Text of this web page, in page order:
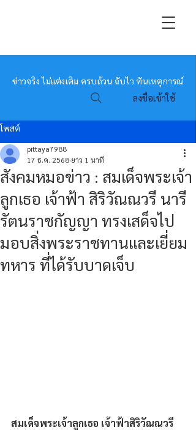
หมอข่าว
ข่าวจริง ไม่แต่งเติม ครบถ้วน ฉับไว ทันเหตุการณ์
ลงชื่อเข้าใช้
โพสต์
สังคมหมอข่าว : สมเด็จพระเจ้า
ลูกเธอ เจ้าฟ้า สิริวัณณวรี นารี
รัตนราชกัญญา ทรงเสด็จไป
มอบสิ่งพระราชทานและเยี่ยม
ทหาร ที่ได้รับบาดเจ็บ
pittaya7988
17 ธ.ค. 2568 ยาว 1 นาที
สมเด็จพระเจ้าลูกเธอ เจ้าฟ้าสิริวัณณวรี